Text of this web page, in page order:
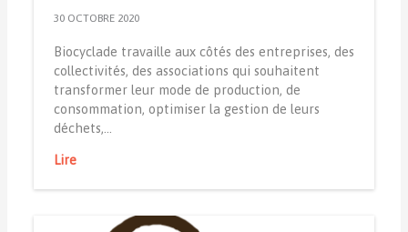
30 OCTOBRE 2020
Biocyclade travaille aux côtés des entreprises, des
collectivités, des associations qui souhaitent
transformer leur mode de production, de
consommation, optimiser la gestion de leurs
déchets,…
Lire